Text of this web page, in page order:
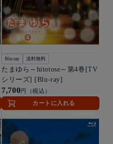
Blu-ray 送料無料
たまゆら～hitotose～第4巻[TV
シリーズ] [Blu-ray]
7,700円（税込）
カートに入れる